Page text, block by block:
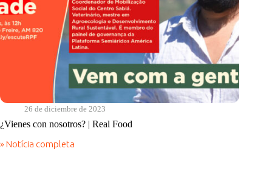
26 de diciembre de 2023
¿Vienes con nosotros? | Real Food
» Notícia completa
¿Vienes